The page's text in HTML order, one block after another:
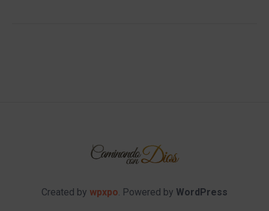
Created by wpxpo. Powered by WordPress